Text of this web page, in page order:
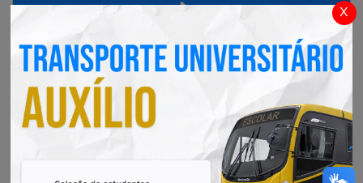
x
Radar Transparência Pública